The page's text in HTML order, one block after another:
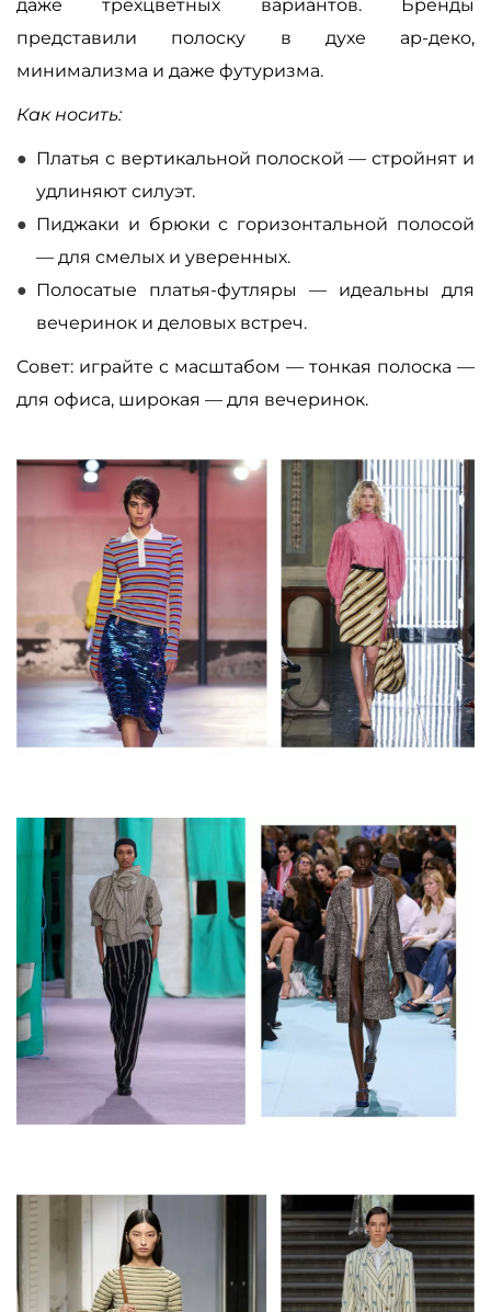
даже трехцветных вариантов. Бренды
представили полоску в духе ар-деко,
минимализма и даже футуризма.
Как носить:
Платья с вертикальной полоской — стройнят и
удлиняют силуэт.
Пиджаки и брюки с горизонтальной полосой
— для смелых и уверенных.
Полосатые платья-футляры — идеальны для
вечеринок и деловых встреч.
Совет: играйте с масштабом — тонкая полоска —
для офиса, широкая — для вечеринок.